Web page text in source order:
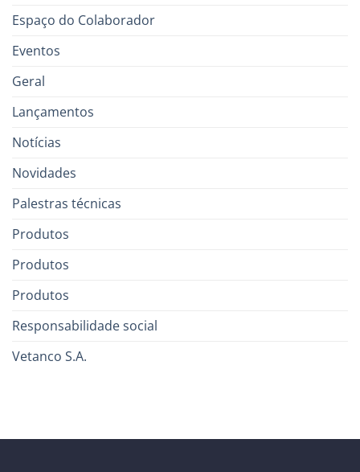
Espaço do Colaborador
Eventos
Geral
Lançamentos
Notícias
Novidades
Palestras técnicas
Produtos
Produtos
Produtos
Responsabilidade social
Vetanco S.A.